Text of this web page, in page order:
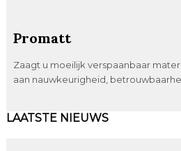
Promatt
Zaagt u moeilijk verspaanbaar
aan nauwkeurigheid,
LAATSTE NIEUWS